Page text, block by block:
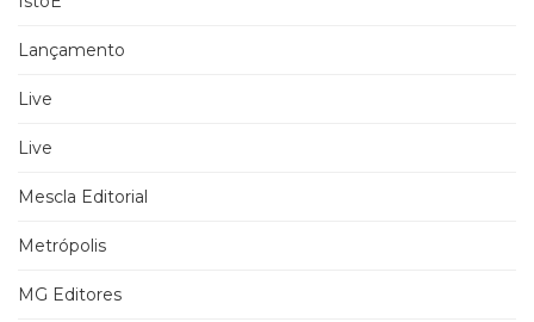
Lançamento
Live
Live
Mescla Editorial
Metrópolis
MG Editores